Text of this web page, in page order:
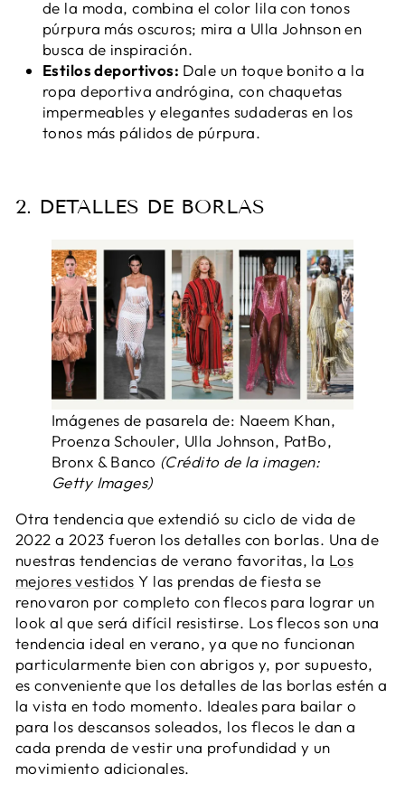
de la moda, combina el color lila con tonos
púrpura más oscuros; mira a Ulla Johnson en
busca de inspiración.
Estilos deportivos: Dale un toque bonito a la
ropa deportiva andrógina, con chaquetas
impermeables y elegantes sudaderas en los
tonos más pálidos de púrpura.
2. DETALLES DE BORLAS
Imágenes de pasarela de: Naeem Khan,
Proenza Schouler, Ulla Johnson, PatBo,
Bronx & Banco (Crédito de la imagen:
Getty Images)
Otra tendencia que extendió su ciclo de vida de
2022 a 2023 fueron los detalles con borlas. Una de
nuestras tendencias de verano favoritas, la Los
mejores vestidos Y las prendas de fiesta se
renovaron por completo con flecos para lograr un
look al que será difícil resistirse. Los flecos son una
tendencia ideal en verano, ya que no funcionan
particularmente bien con abrigos y, por supuesto,
es conveniente que los detalles de las borlas estén a
la vista en todo momento. Ideales para bailar o
para los descansos soleados, los flecos le dan a
cada prenda de vestir una profundidad y un
movimiento adicionales.